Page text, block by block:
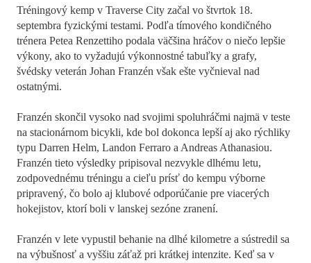
Tréningový kemp v Traverse City začal vo štvrtok 18.
septembra fyzickými testami. Podľa tímového kondičného
trénera Petea Renzettiho podala väčšina hráčov o niečo lepšie
výkony, ako to vyžadujú výkonnostné tabuľky a grafy,
švédsky veterán Johan Franzén však ešte vyčnieval nad
ostatnými.
Franzén skončil vysoko nad svojimi spoluhráčmi najmä v teste
na stacionárnom bicykli, kde bol dokonca lepší aj ako rýchliky
typu Darren Helm, Landon Ferraro a Andreas Athanasiou.
Franzén tieto výsledky pripisoval nezvykle dlhému letu,
zodpovednému tréningu a cieľu prísť do kempu výborne
pripravený, čo bolo aj klubové odporúčanie pre viacerých
hokejistov, ktorí boli v lanskej sezóne zranení.
Franzén v lete vypustil behanie na dlhé kilometre a sústredil sa
na výbušnosť a vyššiu záťaž pri krátkej intenzite. Keď sa v